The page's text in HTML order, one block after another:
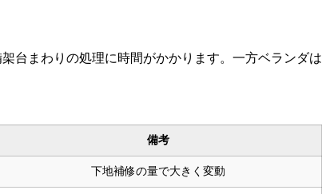
台まわりの処理に時間がかかります。一方ベランダは
備考
下地補修の量で大きく変動